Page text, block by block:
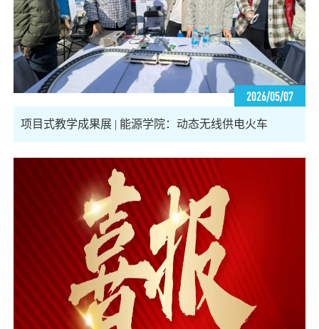
2026/05/07
项目式教学成果展 | 能源学院：动态无线供电火车